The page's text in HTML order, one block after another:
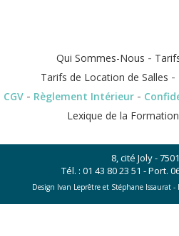
Qui Sommes-Nous -
Tarifs de Location de Salles -
CGV - Règlement Intérieur -
Lexique de la
8, cité Joly -
Tél. : 01 43 80 23 51 - Port.
Design Ivan Leprêtre et Stéphane Issaurat -